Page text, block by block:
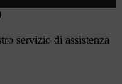
servizio di assistenza